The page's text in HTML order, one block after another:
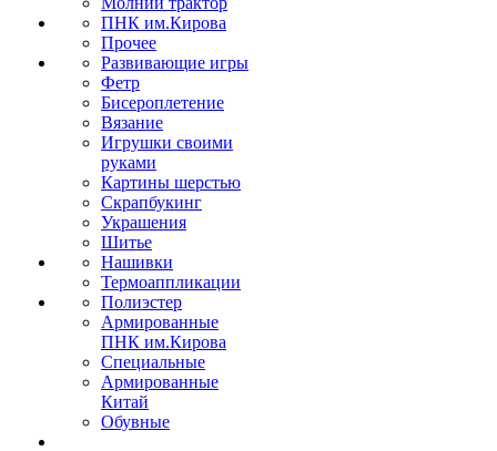
ПНК им.Кирова
Прочее
Развивающие игры
Фетр
Бисероплетение
Вязание
Игрушки своими
руками
Картины шерстью
Скрапбукинг
Украшения
Шитье
Нашивки
Термоаппликации
Полиэстер
Армированные
ПНК им.Кирова
Специальные
Армированные
Китай
Обувные